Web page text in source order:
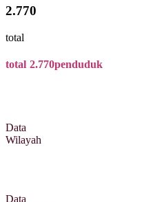
2.770
total
total 2.770penduduk
Data
Wilayah
Data